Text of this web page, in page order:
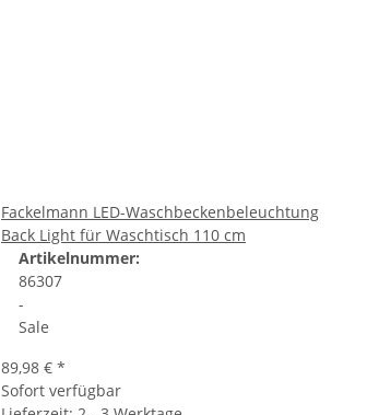
Fackelmann LED-Waschbeckenbeleuchtung
Back Light für Waschtisch 110 cm
Artikelnummer:
86307
-
Sale
89,98 € *
Sofort verfügbar